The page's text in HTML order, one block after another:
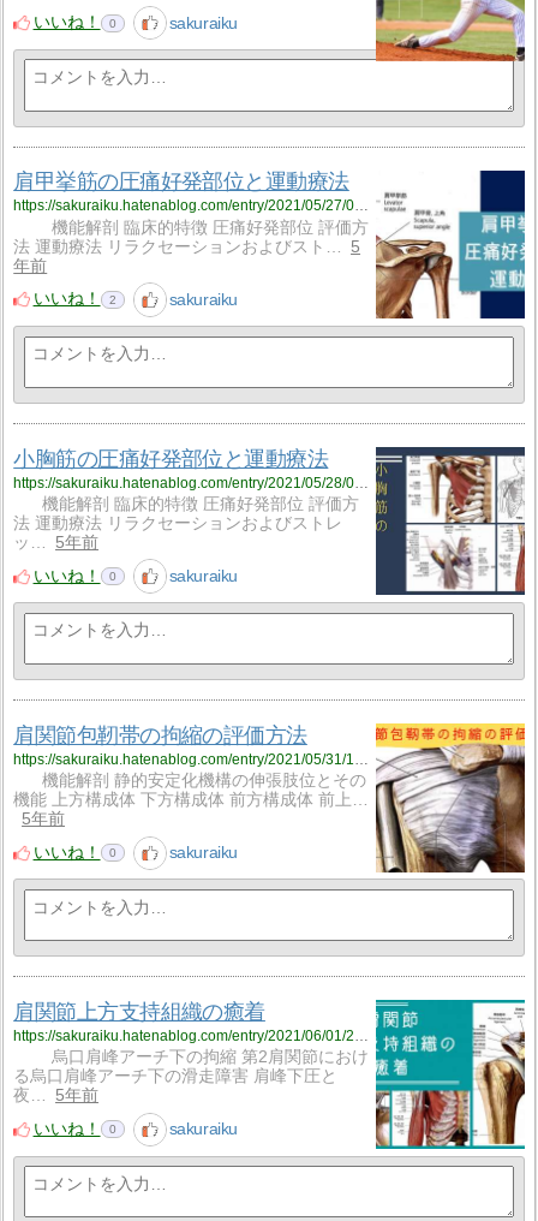
いいね！
0 sakuraiku
肩甲挙筋の圧痛好発部位と運動療法
https://sakuraiku.hatenablog.com/entry/2021/05/27/065154
機能解剖 臨床的特徴 圧痛好発部位 評価方
法 運動療法 リラクセーションおよびスト…
5
年前
いいね！
2 sakuraiku
小胸筋の圧痛好発部位と運動療法
機能解剖 臨床的特徴 圧痛好発部位 評価方
法 運動療法 リラクセーションおよびストレ
ッ…
5年前
いいね！
0 sakuraiku
肩関節包靭帯の拘縮の評価方法
機能解剖 静的安定化機構の伸張肢位とその
機能 上方構成体 下方構成体 前方構成体 前上…
5年前
いいね！
0 sakuraiku
肩関節上方支持組織の癒着
https://sakuraiku.hatenablog.com/entry/2021/06/01/214158
烏口肩峰アーチ下の拘縮 第2肩関節におけ
る烏口肩峰アーチ下の滑走障害 肩峰下圧と
夜…
5年前
いいね！
0 sakuraiku